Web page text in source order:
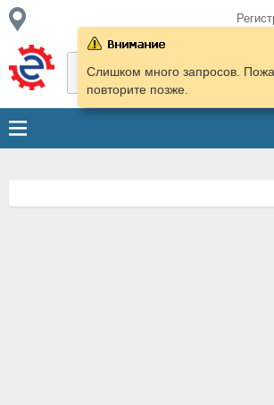
Слишком много запросов.
повторите позже.